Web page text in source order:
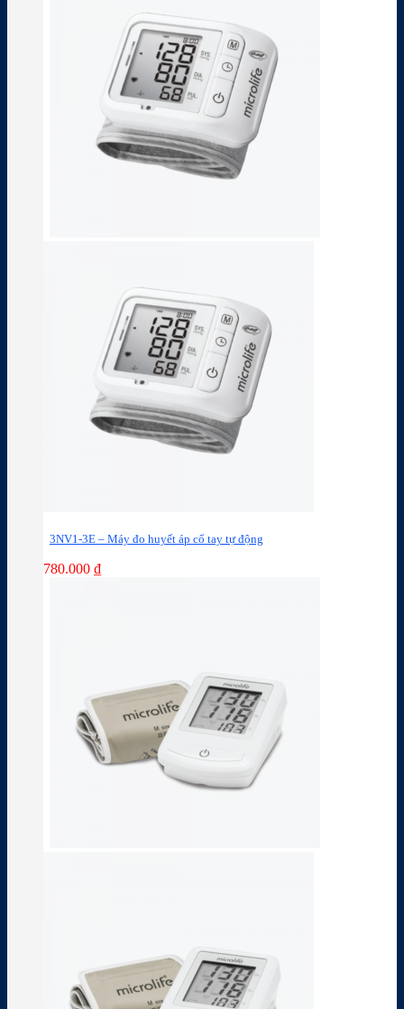
3NV1-3E – Máy đo huyết áp cổ tay tự động
780.000 ₫